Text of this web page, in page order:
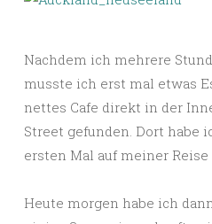
Nachdem ich mehrere
musste ich erst mal etwas
nettes Cafe direkt in der
Street gefunden. Dort habe
ersten Mal auf meiner
Heute morgen habe ich